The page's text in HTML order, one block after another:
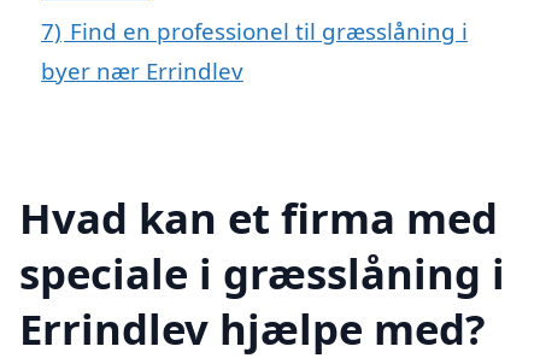
7) Find en professionel til græsslåning i
byer nær Errindlev
Hvad kan et firma med
speciale i græsslåning i
Errindlev hjælpe med?